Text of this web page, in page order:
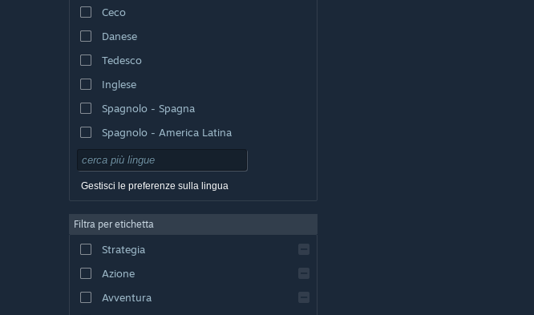
Ceco
Danese
Tedesco
Inglese
Spagnolo - Spagna
Spagnolo - America Latina
Gestisci le preferenze sulla lingua
Filtra per etichetta
Strategia
Azione
Avventura